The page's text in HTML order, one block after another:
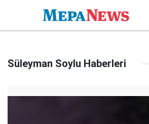
Süleyman Soylu Haberleri